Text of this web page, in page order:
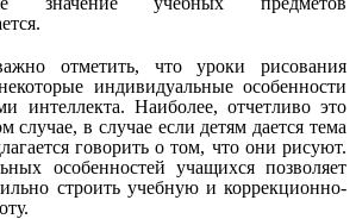
отметить, что уроки рисования
индивидуальные особенности
интеллекта. Наиболее, отчетливо это
случае, в случае если детям дается тема
говорить о том, что они рисуют.
особенностей учащихся позволяет
строить учебную и коррекционно-